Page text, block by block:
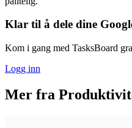
Klar til å dele dine
Kom i gang med TasksBoard
Logg inn
Mer fra